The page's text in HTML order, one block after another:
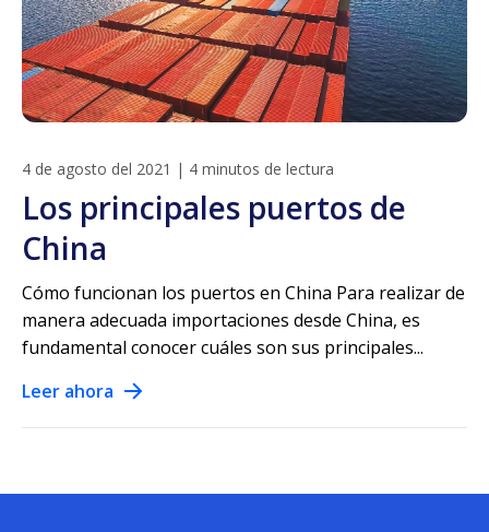
4 de agosto del 2021 | 4 minutos de lectura
Los principales puertos de
China
Cómo funcionan los puertos en China Para realizar de
manera adecuada importaciones desde China, es
fundamental conocer cuáles son sus principales...
Leer ahora